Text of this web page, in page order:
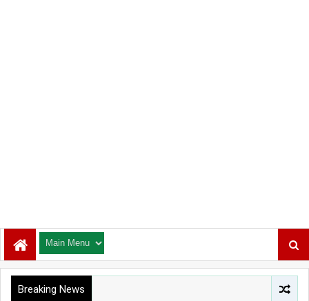
Breaking News